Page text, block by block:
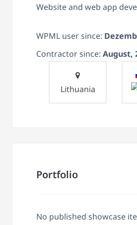
Website and web app
WPML user since:
Contractor since: August,
Lithuania
Portfolio
No published showcase